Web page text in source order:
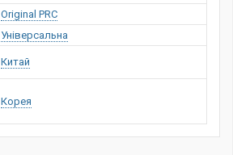
Original PRC
Універсальна
Китай
Корея